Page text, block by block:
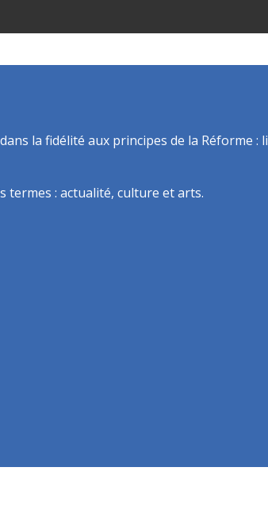
la fidélité aux principes de la Réforme :
termes : actualité, culture et arts.